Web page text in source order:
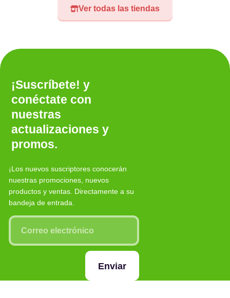
Ver todas las tiendas
¡Suscríbete! y
conéctate con
nuestras
actualizaciones y
promos.
¡Los nuevos suscriptores conocerán
nuestras promociones, nuevos
productos y ventas. Directamente a su
bandeja de entrada.
Enviar